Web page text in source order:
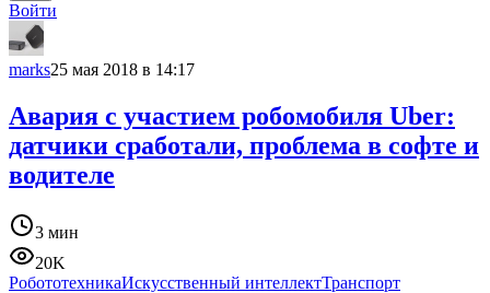
Войти
marks25 мая 2018 в 14:17
Авария с участием робомобиля Uber:
датчики сработали, проблема в софте и
водителе
3 мин
20K
РобототехникаИскусственный интеллектТранспорт